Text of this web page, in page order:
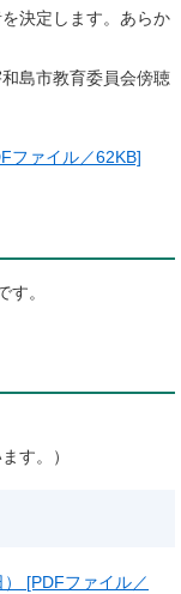
決定します。あらか
島市教育委員会傍聴
ファイル／62KB]
。
す。）
[PDFファイル／